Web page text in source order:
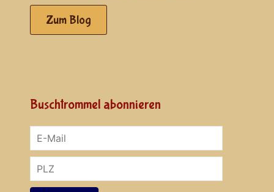
Zum Blog
Buschtrommel abonnieren